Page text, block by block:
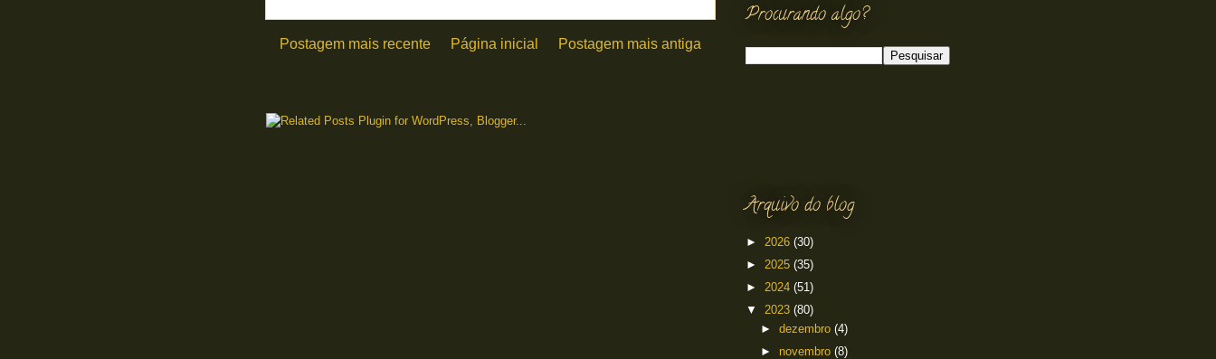
Postagem mais recente Postagem mais antiga
Página inicial
Procurando algo?
Arquivo do blog
► 2026 (30)
► 2025 (35)
► 2024 (51)
▼ 2023 (80)
► dezembro (4)
► novembro (8)